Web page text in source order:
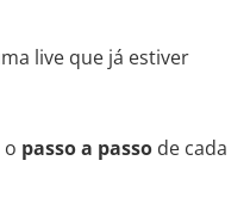
live que já estiver
o passo a passo de cada